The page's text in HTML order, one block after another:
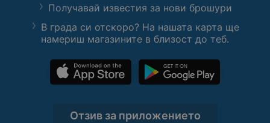
Получавай известия за нови брошури
В града си отскоро? На нашата карта ще
намериш магазините в близост до теб.
Отзив за приложението